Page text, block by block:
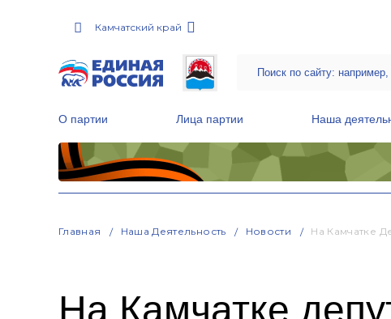
Камчатский край
О партии Лица партии Наша
Главная Наша Деятельность Новости На Камчатке
На Камчатке